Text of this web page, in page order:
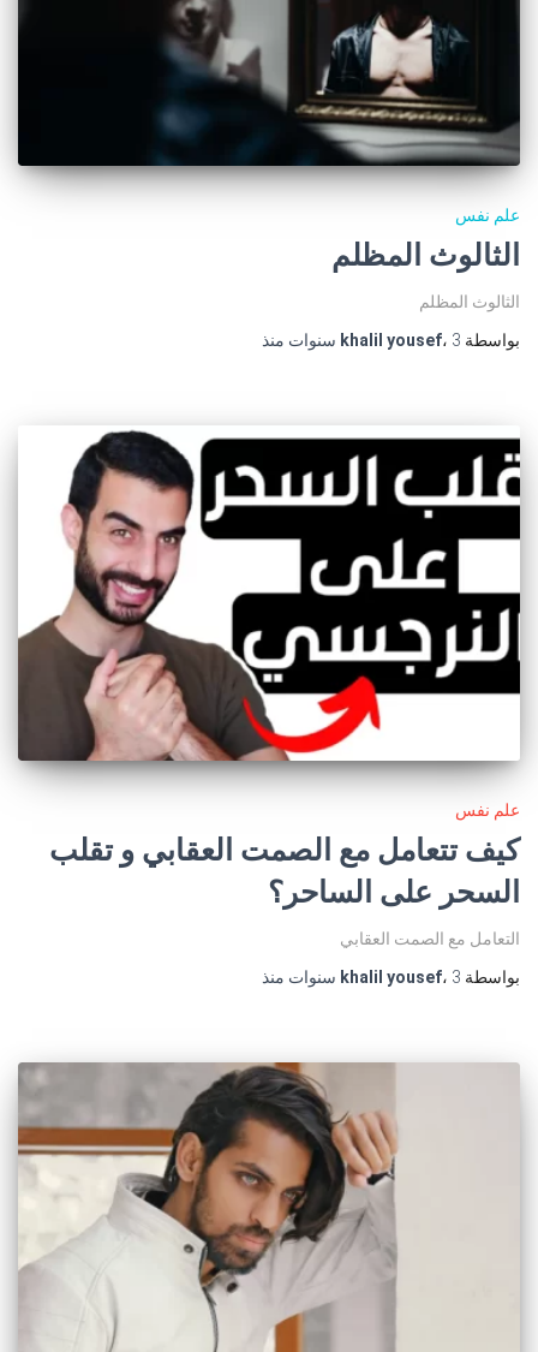
علم نفس
الثالوث المظلم
الثالوث المظلم
بواسطة
khalil yousef، 3 سنوات منذ
علم نفس
كيف تتعامل مع الصمت العقابي و تقلب
السحر على الساحر؟
التعامل مع الصمت العقابي
بواسطة
khalil yousef، 3 سنوات منذ